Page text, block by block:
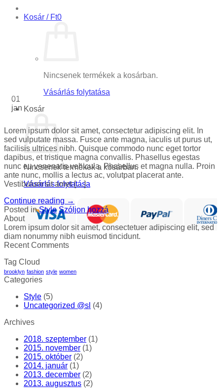
Kosár / Ft0
Nincsenek termékek a kosárban.
Vásárlás folytatása
Kosár
Nincsenek termékek a kosárban.
Vásárlás folytatása
01
jan
Lorem ipsum dolor sit amet, consectetur adipiscing elit. In
sed vulputate massa. Fusce ante magna, iaculis ut purus ut,
facilisis ultrices nibh. Quisque commodo nunc eget tortor
dapibus, et tristique magna convallis. Phasellus egestas
nunc eu venenatis vehicula. Phasellus et magna nulla. Proin
ante nunc, mollis a lectus ac, volutpat placerat ante.
Vestibulum sit amet […]
Continue reading →
Posted inStyle Szóljon hozzá
About
Lorem ipsum dolor sit amet, consectetuer adipiscing elit, sed
diam nonummy nibh euismod tincidunt.
Recent Comments
Tag Cloud
brooklyn fashion style women
Categories
Style (5)
Uncategorized @sl (4)
Archives
2018. szeptember (1)
2015. november (1)
2015. október (2)
2014. január (1)
2013. december (2)
2013. augusztus (2)